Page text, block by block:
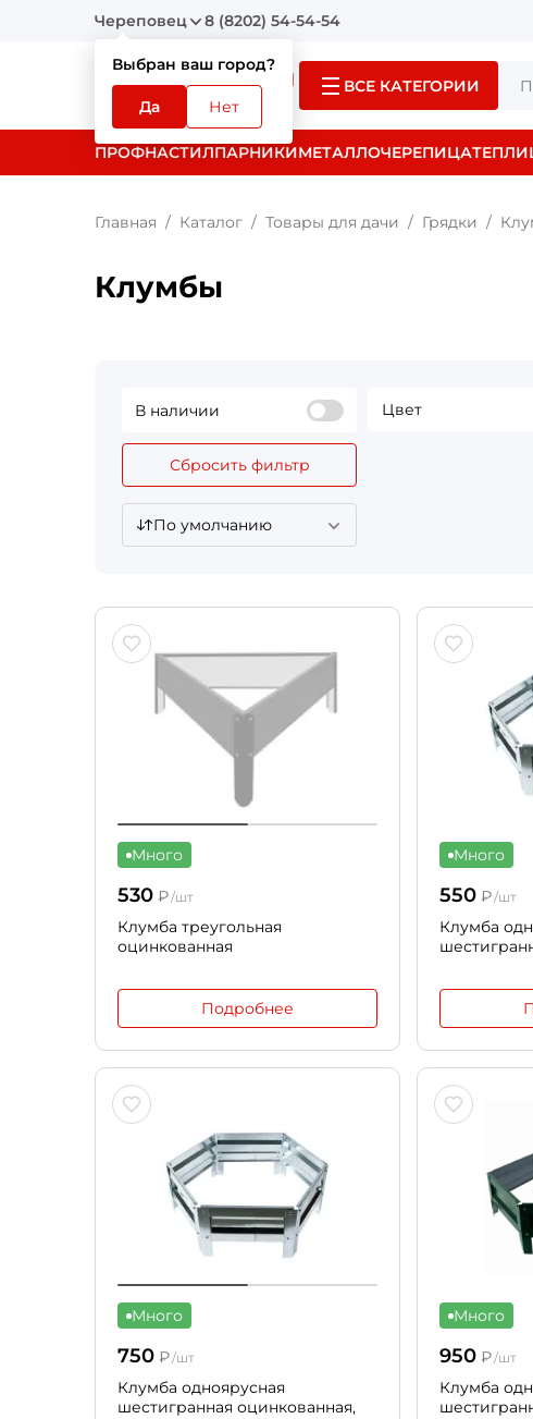
Череповец
Выбран ваш город?
Да Нет
8 (8202) 54-54-54
ВСЕ КАТЕГОРИИ
ПРОФНАСТИЛПАРНИКИМЕТАЛЛОЧЕРЕПИЦА
Главная Каталог Товары для дачи Грядки
Клумбы
В наличии Цвет
Сбросить фильтр
По умолчанию
Много
530 ₽/шт
Клумба треугольная
оцинкованная
Подробнее
Много
550 ₽/шт
Клумба
Много
750 ₽/шт
Клумба одноярусная
шестигранная оцинкованная,
Много
950 ₽/шт
Клумба